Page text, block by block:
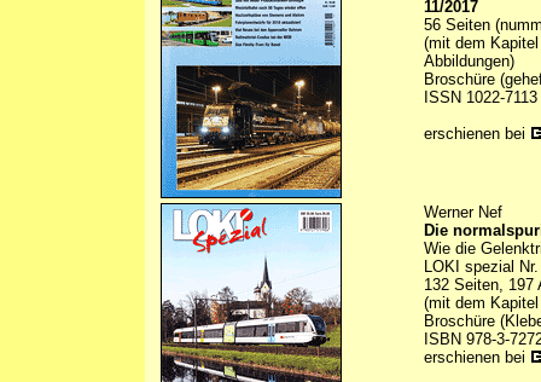
11/2017
56 Seiten
(mit dem
Abbildungen)
Broschüre
ISSN 1022-7113
erschienen bei
Werner Nef
Die
Wie die
LOKI spezial
132 Seiten, 197
(mit dem
Broschüre
ISBN 978-3-
erschienen bei